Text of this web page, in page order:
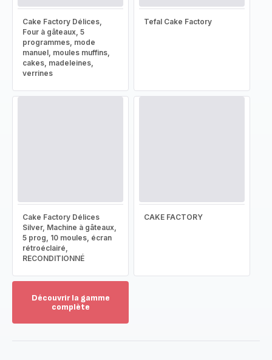
Cake Factory Délices,
Four à gâteaux, 5
programmes, mode
manuel, moules muffins,
cakes, madeleines,
verrines
Tefal Cake Factory
Cake Factory Délices
Silver, Machine à gâteaux,
5 prog, 10 moules, écran
rétroéclairé,
RECONDITIONNÉ
CAKE FACTORY
Découvrir la gamme
complète